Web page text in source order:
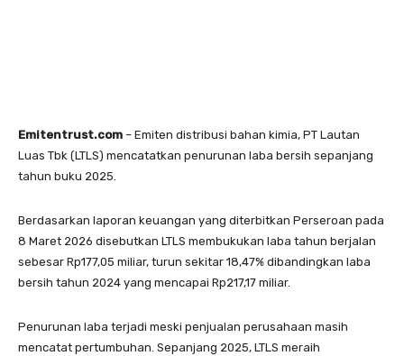
Emitentrust.com – Emiten distribusi bahan kimia, PT Lautan
Luas Tbk (LTLS) mencatatkan penurunan laba bersih sepanjang
tahun buku 2025.
Berdasarkan laporan keuangan yang diterbitkan Perseroan pada
8 Maret 2026 disebutkan LTLS membukukan laba tahun berjalan
sebesar Rp177,05 miliar, turun sekitar 18,47% dibandingkan laba
bersih tahun 2024 yang mencapai Rp217,17 miliar.
Penurunan laba terjadi meski penjualan perusahaan masih
mencatat pertumbuhan. Sepanjang 2025, LTLS meraih